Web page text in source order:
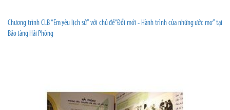
Chương trình CLB “Em yêu lịch sử” với chủ đề“Đổi mới - Hành trình của những ước mơ” tại
Bảo tàng Hải Phòng